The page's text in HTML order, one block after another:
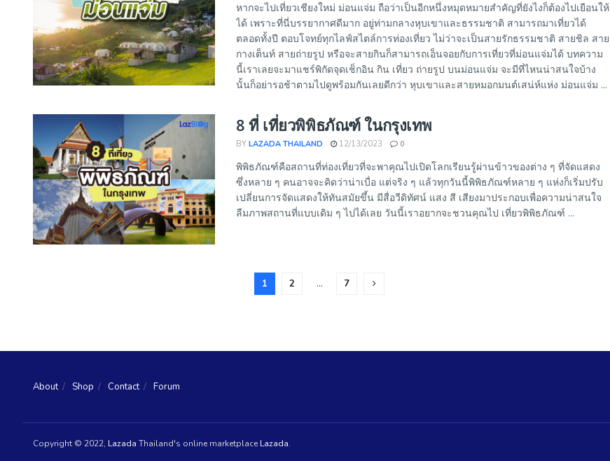
หากจะไปเที่ยวเชียงใหม่ ม่อนแจ่ม ถือว่าเป็นอีกหนึ่งหมุดหมายสำคัญที่ยังไงก็ต้องไปเยือนให้
ได้ เพราะที่นี่บรรยากาศดีมาก อยู่ท่ามกลางหุบเขาและธรรมชาติ สามารถมาเที่ยวได้
ตลอดทั้งปี ตอบโจทย์ทุกไลฟ์สไตล์การท่องเที่ยว ไม่ว่าจะเป็นสายรักธรรมชาติ สายชิล สาย
กางเต็นท์ สายถ่ายรูป หรือจะสายกินก็สามารถเอ็นจอยกับการเที่ยวที่ม่อนแจ่มได้ บทความ
นี้เราเลยจะมาแชร์พิกัดจุดเช็กอิน กิน เที่ยว ถ่ายรูป บนม่อนแจ่ม จะมีที่ไหนน่าสนใจบ้าง
นั้นก็อย่ารอช้าตามไปดูพร้อมกันเลยดีกว่า หุบเขาและสายหมอกมนต์เสน่ห์แห่ง ม่อนแจ่ม ...
8 ที่ เที่ยวพิพิธภัณฑ์ ในกรุงเทพ
BY LAZADA THAILAND 12/13/2023 0
พิพิธภัณฑ์คือสถานที่ท่องเที่ยวที่จะพาคุณไปเปิดโลกเรียนรู้ผ่านข้าวของต่าง ๆ ที่จัดแสดง
ซึ่งหลาย ๆ คนอาจจะคิดว่าน่าเบื่อ แต่จริง ๆ แล้วทุกวันนี้พิพิธภัณฑ์หลาย ๆ แห่งก็เริ่มปรับ
เปลี่ยนการจัดแสดงให้ทันสมัยขึ้น มีสื่อวีดิทัศน์ แสง สี เสียงมาประกอบเพื่อความน่าสนใจ
ลืมภาพสถานที่แบบเดิม ๆ ไปได้เลย วันนี้เราอยากจะชวนคุณไป เที่ยวพิพิธภัณฑ์ ...
1 2 … 7
About Shop Contact Forum
Copyright © 2022, Lazada Thailand's online marketplace Lazada.